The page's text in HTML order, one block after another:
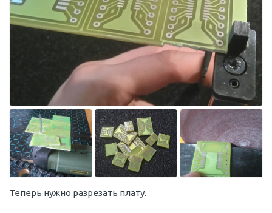
Теперь нужно разрезать плату.